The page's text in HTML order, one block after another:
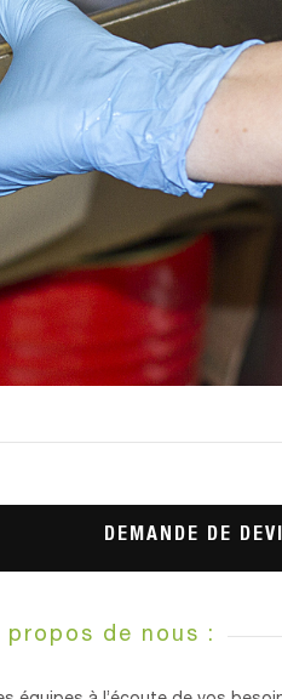
DEMANDE DE
propos de nous :